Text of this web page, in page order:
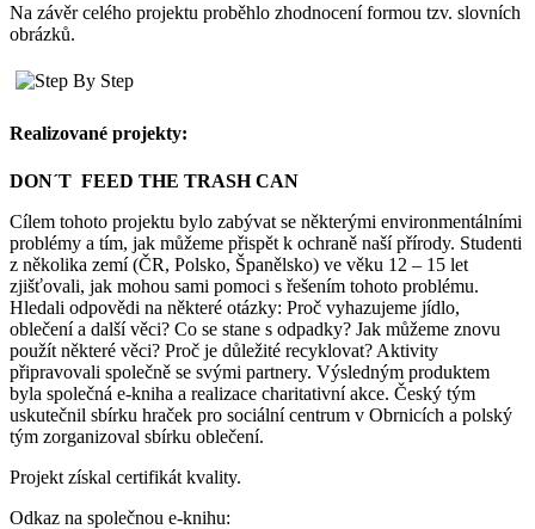
Na závěr celého projektu proběhlo zhodnocení formou tzv. slovních
obrázků.
Realizované projekty:
DON´T FEED THE TRASH CAN
Cílem tohoto projektu bylo zabývat se některými environmentálními
problémy a tím, jak můžeme přispět k ochraně naší přírody. Studenti
z několika zemí (ČR, Polsko, Španělsko) ve věku 12 – 15 let
zjišťovali, jak mohou sami pomoci s řešením tohoto problému.
Hledali odpovědi na některé otázky: Proč vyhazujeme jídlo,
oblečení a další věci? Co se stane s odpadky? Jak můžeme znovu
použít některé věci? Proč je důležité recyklovat? Aktivity
připravovali společně se svými partnery. Výsledným produktem
byla společná e-kniha a realizace charitativní akce. Český tým
uskutečnil sbírku hraček pro sociální centrum v Obrnicích a polský
tým zorganizoval sbírku oblečení.
Projekt získal certifikát kvality.
Odkaz na společnou e-knihu: